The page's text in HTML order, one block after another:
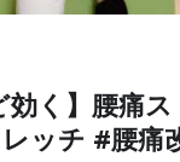
効く】腰痛
ッチ #腰痛